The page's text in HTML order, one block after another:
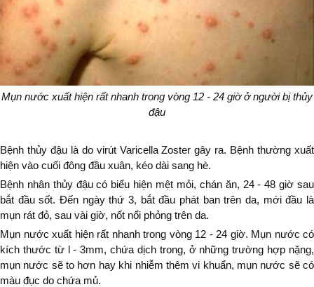
Mụn nước xuất hiện rất nhanh trong vòng 12 - 24 giờ ở người bị thủy
đậu
Bệnh thủy đậu là do virút Varicella Zoster gây ra. Bệnh thường xuất
hiện vào cuối đông đầu xuân, kéo dài sang hè.
Bệnh nhân thủy đậu có biểu hiện mệt mỏi, chán ăn, 24 - 48 giờ sau
bắt đầu sốt. Đến ngày thứ 3, bắt đầu phát ban trên da, mới đầu là
mụn rát đỏ, sau vài giờ, nốt nổi phỏng trên da.
Mụn nước xuất hiện rất nhanh trong vòng 12 - 24 giờ. Mụn nước có
kích thước từ l - 3mm, chứa dịch trong, ở những trường hợp nặng,
mụn nước sẽ to hơn hay khi nhiễm thêm vi khuẩn, mụn nước sẽ có
màu đục do chứa mủ.